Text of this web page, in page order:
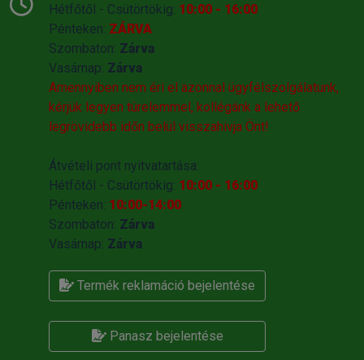
Hétfőtől - Csütörtökig: 10:00 - 16:00
Pénteken: ZÁRVA
Szombaton: Zárva
Vasárnap: Zárva
Amennyiben nem éri el azonnal ügyfélszolgálatunk,
kérjük legyen türelemmel, kollégánk a lehető
legrövidebb időn belül visszahivja Önt!
Átvételi pont nyitvatartása:
Hétfőtől - Csütörtökig: 10:00 - 16:00
Pénteken: 10:00-14:00
Szombaton: Zárva
Vasárnap: Zárva
Termék reklamáció bejelentése
Panasz bejelentése